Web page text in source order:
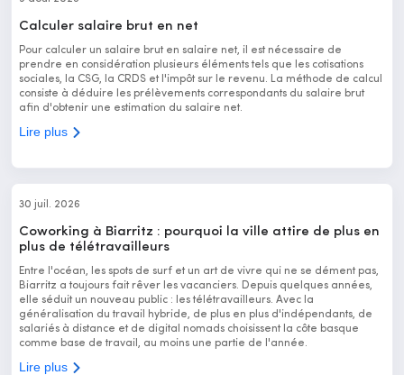
Calculer salaire brut en net
Pour calculer un salaire brut en salaire net, il est nécessaire de
prendre en considération plusieurs éléments tels que les cotisations
sociales, la CSG, la CRDS et l'impôt sur le revenu. La méthode de calcul
consiste à déduire les prélèvements correspondants du salaire brut
afin d'obtenir une estimation du salaire net.
Lire plus
30 juil. 2026
Coworking à Biarritz : pourquoi la ville attire de plus en
plus de télétravailleurs
Entre l'océan, les spots de surf et un art de vivre qui ne se dément pas,
Biarritz a toujours fait rêver les vacanciers. Depuis quelques années,
elle séduit un nouveau public : les télétravailleurs. Avec la
généralisation du travail hybride, de plus en plus d'indépendants, de
salariés à distance et de digital nomads choisissent la côte basque
comme base de travail, au moins une partie de l'année.
Lire plus